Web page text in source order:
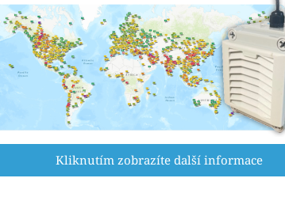
Kliknutím zobrazíte další informace